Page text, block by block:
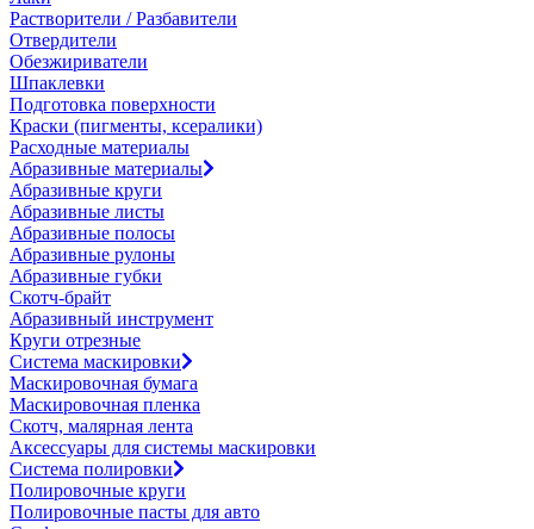
Растворители / Разбавители
Отвердители
Обезжириватели
Шпаклевки
Подготовка поверхности
Краски (пигменты, ксералики)
Расходные материалы
Абразивные материалы
Абразивные круги
Абразивные листы
Абразивные полосы
Абразивные рулоны
Абразивные губки
Скотч-брайт
Абразивный инструмент
Круги отрезные
Система маскировки
Маскировочная бумага
Маскировочная пленка
Скотч, малярная лента
Аксессуары для системы маскировки
Система полировки
Полировочные круги
Полировочные пасты для авто